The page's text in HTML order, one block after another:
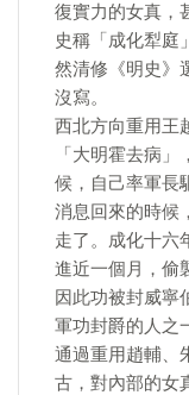
復實力的女真，
史稱「成化犁庭
然清修《明史》
沒寫。
西北方向重用王
「大明霍去病
候，自己率軍長
消息回來的時候
走了。成化十六
進近一個月，偷
因此功被封威寧
軍功封爵的人之
通過重用趙輔、
古，對內部的女